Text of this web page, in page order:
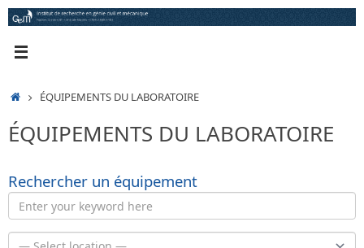
Passer
au
ACCUEIL
ÉQUIPEMENTS DU LABORATOIRE
ÉQUIPEMENTS DU LABORATOIRE
Rechercher un équipement